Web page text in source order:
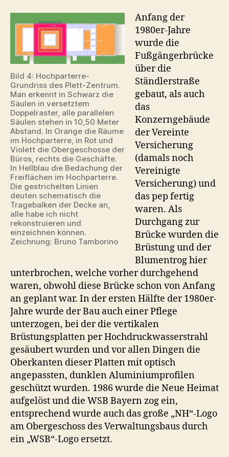
Bild 4: Hochparterre-
Grundriss des Plett-Zentrum.
Man erkennt in Schwarz die
Säulen in versetztem
Doppelraster, alle parallelen
Säulen stehen in 10,50 Meter
Abstand. In Orange die Räume
im Hochparterre, in Rot und
Violett die Obergeschosse der
Büros, rechts die Geschäfte.
In Hellblau die Bedachung der
Freiflächen im Hochparterre.
Die gestrichelten Linien
deuten schematisch die
Tragebalken der Decke an,
alle habe ich nicht
rekonstruieren und
einzeichnen können.
Zeichnung: Bruno Tamborino
Anfang der
1980er-Jahre
wurde die
Fußgängerbrücke
über die
Ständlerstraße
gebaut, als auch
das
Konzerngebäude
der Vereinte
Versicherung
(damals noch
Vereinigte
Versicherung) und
das pep fertig
waren. Als
Durchgang zur
Brücke wurden die
Brüstung und der
Blumentrog hier
unterbrochen, welche vorher durchgehend
waren, obwohl diese Brücke schon von Anfang
an geplant war. In der ersten Hälfte der 1980er-
Jahre wurde der Bau auch einer Pflege
unterzogen, bei der die vertikalen
Brüstungsplatten per Hochdruckwasserstrahl
gesäubert wurden und vor allen Dingen die
Oberkanten dieser Platten mit optisch
angepassten, dunklen Aluminiumprofilen
geschützt wurden. 1986 wurde die Neue Heimat
aufgelöst und die WSB Bayern zog ein,
entsprechend wurde auch das große „NH“-Logo
am Obergeschoss des Verwaltungsbaus durch
ein „WSB“-Logo ersetzt.